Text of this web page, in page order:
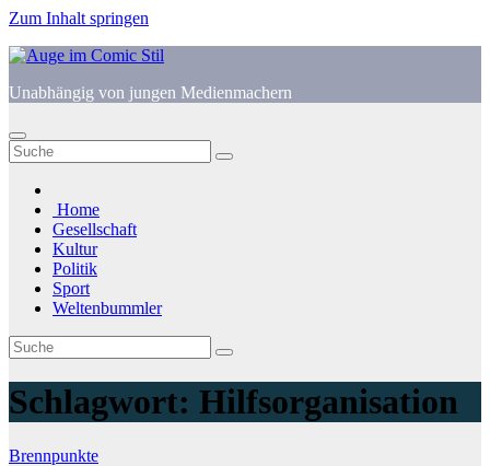
Zum Inhalt springen
Unabhängig von jungen Medienmachern
Home
Gesellschaft
Kultur
Politik
Sport
Weltenbummler
Schlagwort: Hilfsorganisation
Brennpunkte